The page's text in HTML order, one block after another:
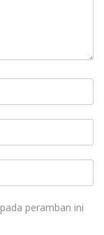
peramban ini